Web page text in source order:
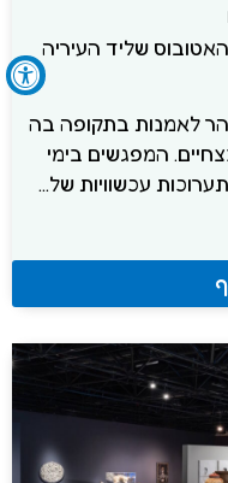
שליד העיריה
לאמנות בתקופה בה
המפגשים בימי
עכשוויות של...